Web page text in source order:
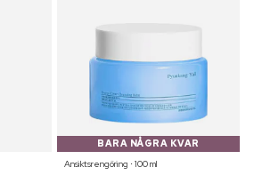
BARA NÅGRA KVAR
Ansiktsrengöring ⋅ 100 ml